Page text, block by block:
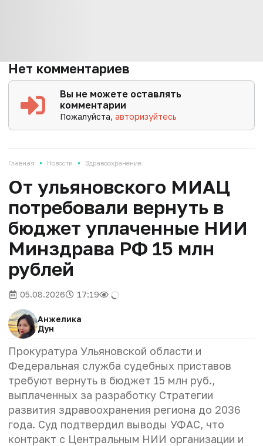
Нет комментариев
Вы не можете оставлять
комментарии
Пожалуйста,авторизуйтесь
Главная • Новости • Здравоохранение
От ульяновского МИАЦ
потребовали вернуть в
бюджет уплаченные НИИ
Минздрава РФ 15 млн
рублей
05.08.2026 17:19
Анжелика
Дун
Прокуратура Ульяновской области и
Федеральная служба судебных приставов
требуют вернуть в бюджет 15 млн руб.,
выплаченных за разработку Стратегии
развития здравоохранения региона до 2036
года. Суд подтвердил выводы УФАС, что
контракт с Центральным НИИ организации и